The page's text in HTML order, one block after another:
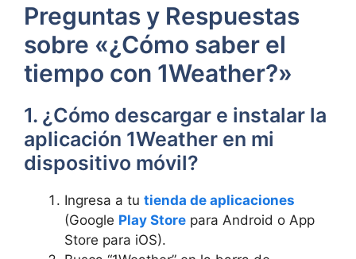
Preguntas y Respuestas
sobre «¿Cómo saber el
tiempo con 1Weather?»
1. ¿Cómo descargar e instalar la
aplicación 1Weather en mi
dispositivo móvil?
Ingresa a tu tienda de aplicaciones
(Google Play Store para Android o App
Store para iOS).